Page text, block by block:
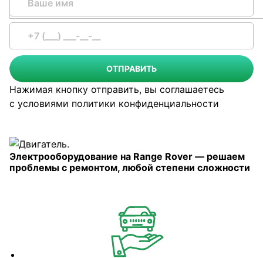
ОТПРАВИТЬ
Нажимая кнопку отправить, вы соглашаетесь
с условиями политики конфиденциальности
Электрооборудование на Range Rover — решаем
проблемы с ремонтом, любой степени сложности